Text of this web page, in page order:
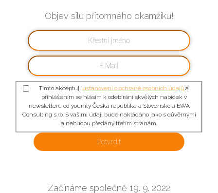
Objev sílu přítomného okamžiku!
Tímto akceptuji ustanovení o ochraně osobních údajů a
přihlášením se hlásím k odebírání skvělých nabídek v
newsletteru od younity Česká republika a Slovensko a EWA
Consulting s.r.o. S vašimi údaji bude nakládáno jako s důvěrnými
a nebudou předány třetím stranám.
Potvrdit
Začínáme společně 19. 9. 2022​